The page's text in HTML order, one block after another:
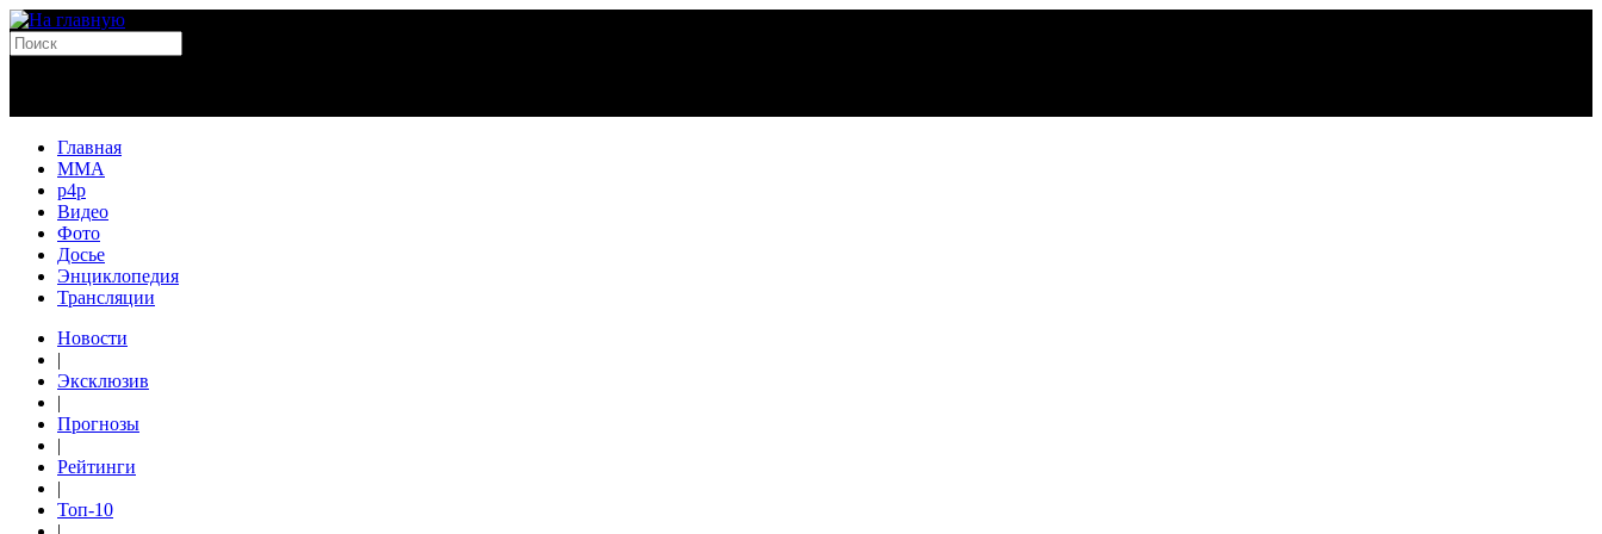
Главная
MMA
p4p
Видео
Фото
Досье
Энциклопедия
Трансляции
Новости
|
Эксклюзив
|
Прогнозы
|
Рейтинги
|
Топ-10